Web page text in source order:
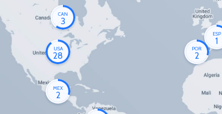
CAN
3
USA
28
MEX
2
POR
2
ESP
1